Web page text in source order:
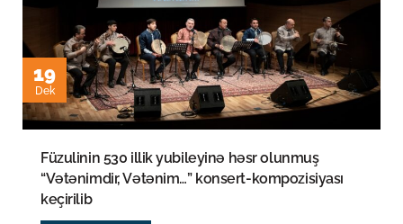
19
Dek
Füzulinin 530 illik yubileyinə həsr olunmuş
“Vətənimdir, Vətənim…” konsert-kompozisiyası
keçirilib